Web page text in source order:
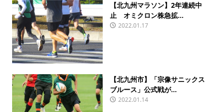
【北九州マラソン】2年連続中
止 オミクロン株急拡...
2022.01.17
【北九州市】「宗像サニックス
ブルース」公式戦が...
2022.01.14